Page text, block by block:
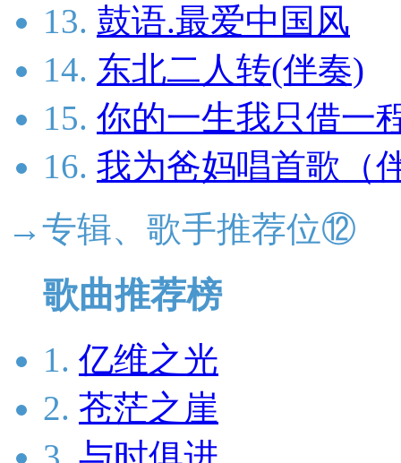
13. 鼓语.最爱中国风
14. 东北二人转(伴奏)
15. 你的一生我只借一
16. 我为爸妈唱首歌（
→专辑、歌手推荐位⑫
歌曲推荐榜
1. 亿维之光
2. 苍茫之崖